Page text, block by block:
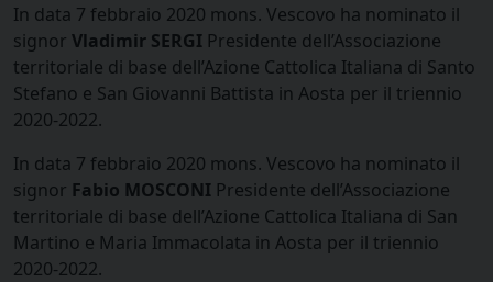
In data 7 febbraio 2020 mons. Vescovo ha nominato il
signor Vladimir SERGI Presidente dell’Associazione
territoriale di base dell’Azione Cattolica Italiana di Santo
Stefano e San Giovanni Battista in Aosta per il triennio
2020-2022.
In data 7 febbraio 2020 mons. Vescovo ha nominato il
signor Fabio MOSCONI Presidente dell’Associazione
territoriale di base dell’Azione Cattolica Italiana di San
Martino e Maria Immacolata in Aosta per il triennio
2020-2022.